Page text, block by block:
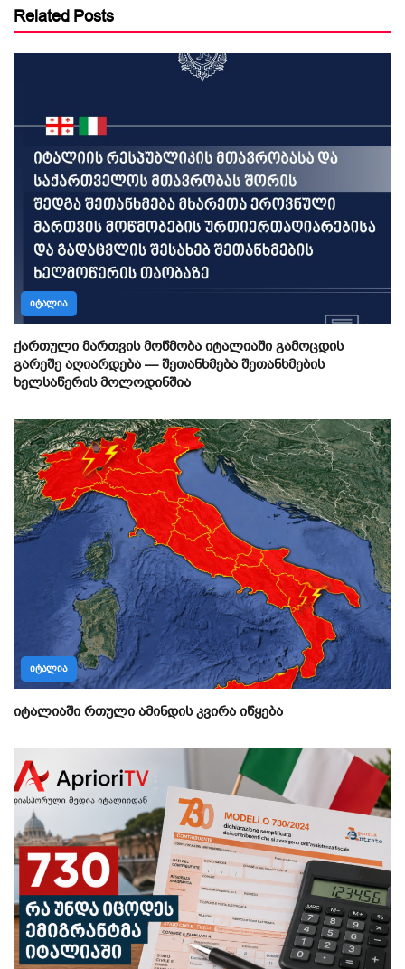
Related Posts
ᲘᲢᲐᲚᲘᲐ
ქართული მართვის მოწმობა იტალიაში გამოცდის
გარეშე აღიარდება — შეთანხმება შეთანხმების
ხელსაწერის მოლოდინშია
ᲘᲢᲐᲚᲘᲐ
იტალიაში რთული ამინდის კვირა იწყება